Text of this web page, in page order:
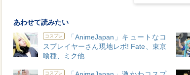
あわせて読みたい
コスプレ
「AnimeJapan」キュートなコ
スプレイヤーさん現地レポ! Fate、東京
喰種、ミク他
コスプレ